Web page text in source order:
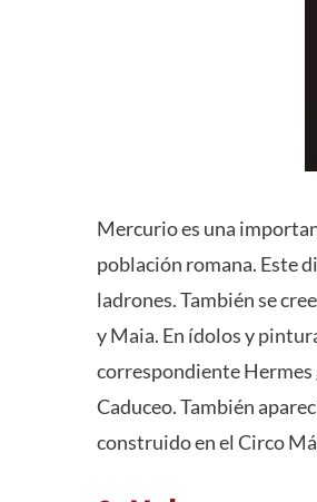
Mercurio es una
población romana. Este
ladrones. También se
y Maia. En ídolos y
correspondiente Hermes
Caduceo. También
construido en el Circo